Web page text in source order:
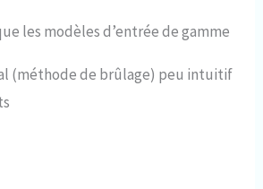
les modèles d’entrée de gamme
(méthode de brûlage) peu intuitif